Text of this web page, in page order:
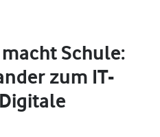
Schule:
zum IT-